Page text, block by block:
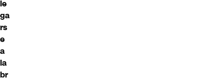
le
ga
rs
e
a
la
br